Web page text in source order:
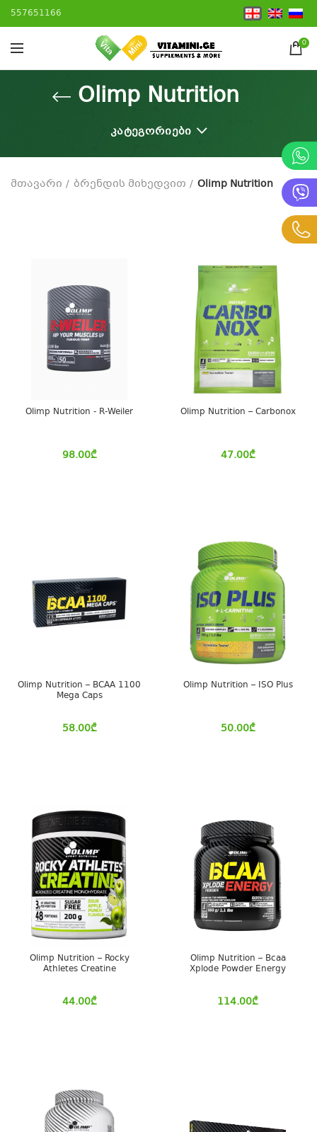
557651166
0
Olimp Nutrition
ᲙᲐᲢᲔᲒᲝᲠᲘᲔᲑᲘ
მთავარი ბრენდის მიხედვით Olimp Nutrition
Olimp Nutrition - R-Weiler
98.00₾
Olimp Nutrition – Carbonox
47.00₾
Olimp Nutrition – BCAA 1100
Mega Caps
58.00₾
Olimp Nutrition – ISO Plus
50.00₾
Olimp Nutrition – Rocky
Athletes Creatine
44.00₾
Olimp Nutrition – Bcaa
Xplode Powder Energy
114.00₾